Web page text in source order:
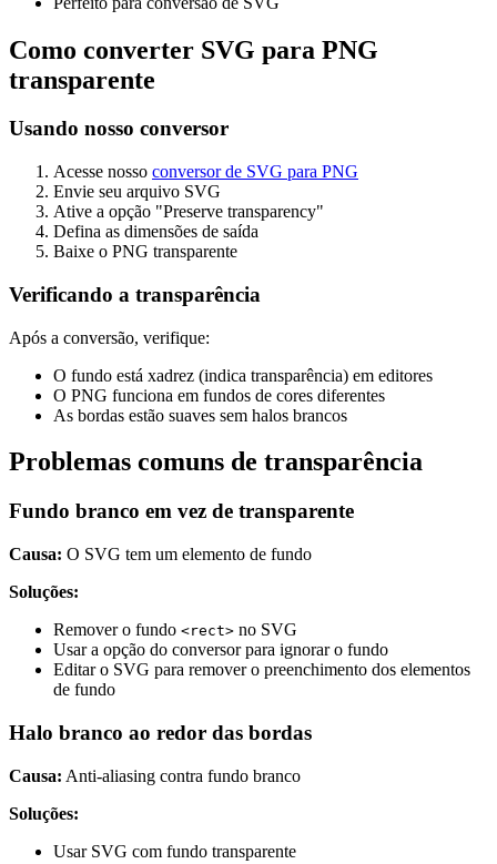
Como converter SVG para PNG
transparente
Usando nosso conversor
Acesse nosso conversor de SVG para PNG
Envie seu arquivo SVG
Ative a opção "Preserve transparency"
Defina as dimensões de saída
Baixe o PNG transparente
Verificando a transparência
Após a conversão, verifique:
O fundo está xadrez (indica transparência) em editores
O PNG funciona em fundos de cores diferentes
As bordas estão suaves sem halos brancos
Problemas comuns de transparência
Fundo branco em vez de transparente
Causa: O SVG tem um elemento de fundo
Soluções:
Remover o fundo <rect> no SVG
Usar a opção do conversor para ignorar o fundo
Editar o SVG para remover o preenchimento dos elementos
de fundo
Halo branco ao redor das bordas
Causa: Anti-aliasing contra fundo branco
Soluções:
Usar SVG com fundo transparente